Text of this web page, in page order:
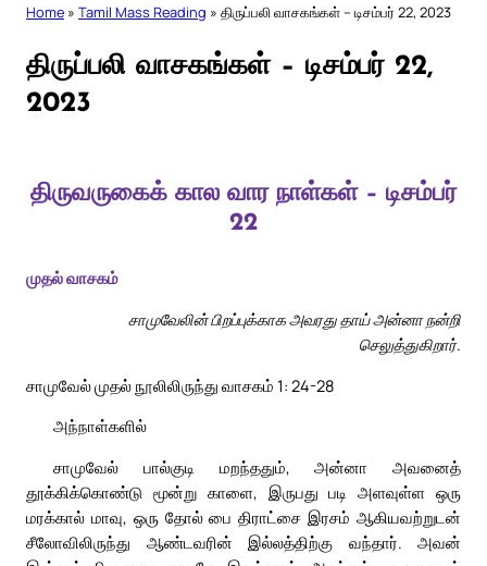
Home » Tamil Mass Reading » திருப்பலி வாசகங்கள் – டிசம்பர் 22, 2023
திருப்பலி வாசகங்கள் – டிசம்பர் 22,
2023
திருவருகைக் கால வார நாள்கள் – டிசம்பர்
22
முதல் வாசகம்
சாமுவேலின் பிறப்புக்காக அவரது தாய் அன்னா நன்றி
செலுத்துகிறார்.
சாமுவேல் முதல் நூலிலிருந்து வாசகம் 1: 24-28
அந்நாள்களில்
சாமுவேல் பால்குடி மறந்ததும், அன்னா அவனைத்
தூக்கிக்கொண்டு மூன்று காளை, இருபது படி அளவுள்ள ஒரு
மரக்கால் மாவு, ஒரு தோல் பை திராட்சை இரசம் ஆகியவற்றுடன்
சீலோவிலிருந்து ஆண்டவரின் இல்லத்திற்கு வந்தார். அவன்